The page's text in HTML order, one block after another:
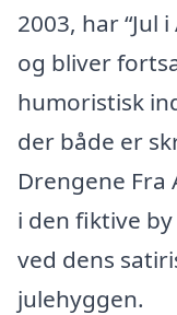
2003, har “Jul
og bliver
humoristisk
der både er
Drengene
i den fiktive
ved dens
julehyggen.